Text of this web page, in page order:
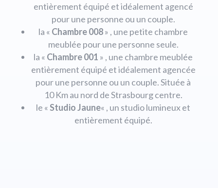
entièrement équipé et idéalement agencé
pour une personne ou un couple.
la « Chambre 008» , une petite chambre
meublée pour une personne seule.
la « Chambre 001 » , une chambre meublée
entièrement équipé et idéalement agencée
pour une personne ou un couple. Située à
10 Km au nord de Strasbourg centre.
le «Studio Jaune« , un studio lumineux et
entièrement équipé.